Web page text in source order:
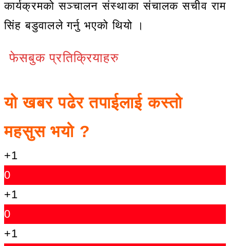
कार्यक्रमको सञ्चालन संस्थाका संचालक सचीव राम
सिंह बडुवालले गर्नु भएको थियो ।
फेसबुक प्रतिक्रियाहरु
यो खबर पढेर तपाईलाई कस्तो
महसुस भयो ?
+1
0
+1
0
+1